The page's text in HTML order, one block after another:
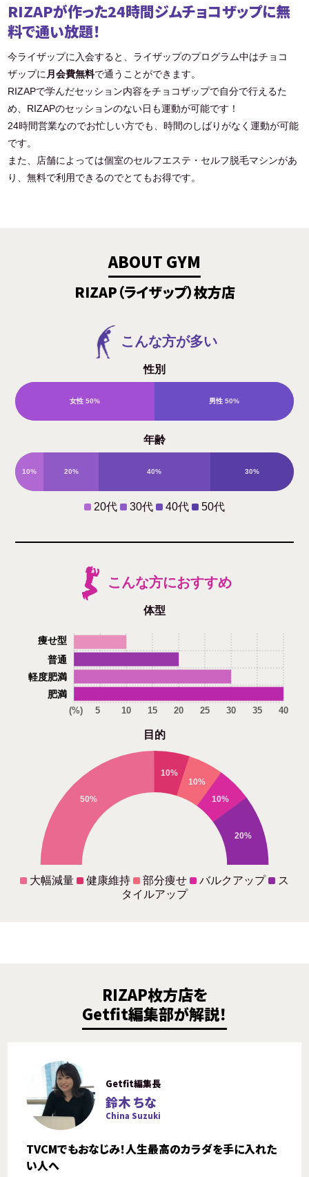
RIZAPが作った24時間ジムチョコザップに無
料で通い放題！
今ライザップに入会すると、ライザップのプログラム中はチョコ
ザップに月会費無料で通うことができます。
RIZAPで学んだセッション内容をチョコザップで自分で行えるた
め、RIZAPのセッションのない日も運動が可能です！
24時間営業なのでお忙しい方でも、時間のしばりがなく運動が可能
です。
また、店舗によっては個室のセルフエステ・セルフ脱毛マシンがあ
り、無料で利用できるのでとてもお得です。
ABOUT GYM
RIZAP（ライザップ）枚方店
こんな方が多い
性別
女性 50% 男性 50%
年齢
10% 20% 40% 30%
20代 30代 40代 50代
こんな方におすすめ
体型
肥満
軽度肥満
普通
痩せ型
(%) 5 10 15 20 25 30 35 40
目的
50%
10%
10%
10%
20%
大幅減量 健康維持 部分痩せ バルクアップ
ス
タイルアップ
RIZAP枚方店を
Getfit編集部が解説！
Getfit編集長
鈴木 ちな
China Suzuki
TVCMでもおなじみ！人生最高のカラダを手に入れた
い人へ